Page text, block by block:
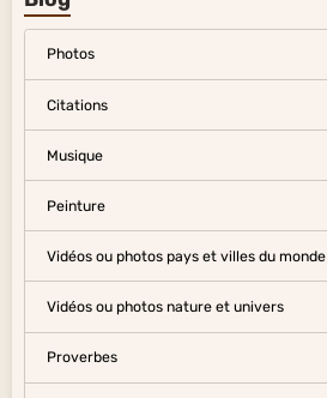
Photos
Citations
Musique
Peinture
Vidéos ou photos pays et villes du monde
Vidéos ou photos nature et univers
Proverbes